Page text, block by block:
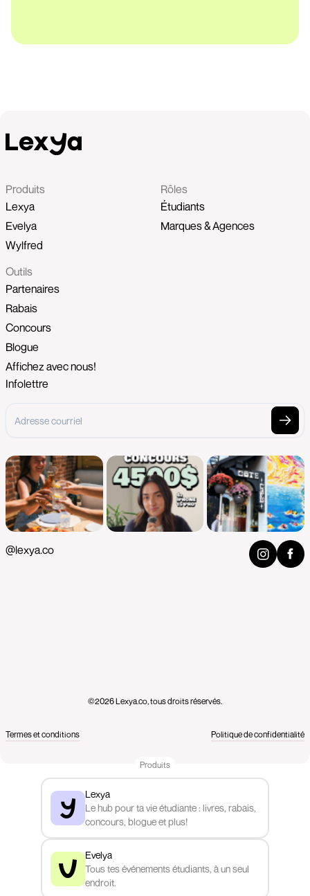
@lexya.co
Produits
Lexya
Evelya
Wylfred
Rôles
Étudiants
Marques & Agences
Outils
Partenaires
Rabais
Concours
Blogue
Affichez avec nous!
Infolettre
©2026 Lexya.co, tous droits réservés.
Termes et conditions Politique de confidentialité
Produits
Lexya
Le hub pour ta vie étudiante : livres, rabais,
concours, blogue et plus!
Evelya
Tous tes événements étudiants, à un seul
endroit.